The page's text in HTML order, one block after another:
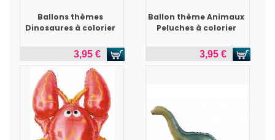
Ballons thèmes
Dinosaures à colorier
3,95 €
Ballon thème Animaux
Peluches à colorier
3,95 €